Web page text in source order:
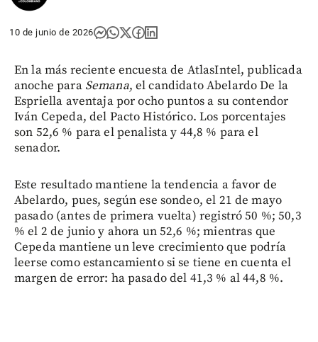
10 de junio de 2026
En la más reciente encuesta de AtlasIntel, publicada
anoche para Semana, el candidato Abelardo De la
Espriella aventaja por ocho puntos a su contendor
Iván Cepeda, del Pacto Histórico. Los porcentajes
son 52,6 % para el penalista y 44,8 % para el
senador.
Este resultado mantiene la tendencia a favor de
Abelardo, pues, según ese sondeo, el 21 de mayo
pasado (antes de primera vuelta) registró 50 %; 50,3
% el 2 de junio y ahora un 52,6 %; mientras que
Cepeda mantiene un leve crecimiento que podría
leerse como estancamiento si se tiene en cuenta el
margen de error: ha pasado del 41,3 % al 44,8 %.